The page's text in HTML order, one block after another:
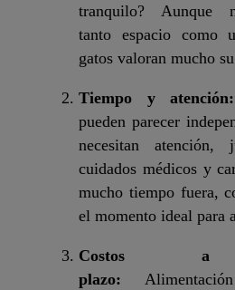
tranquilo? Aunque
tanto espacio como
gatos valoran mucho
Tiempo y atención:
pueden parecer
necesitan atención,
cuidados médicos y
mucho tiempo fuera,
el momento ideal para
Costos a
plazo: